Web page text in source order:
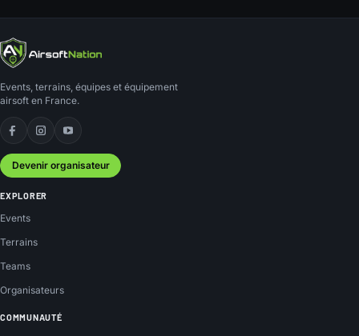
Events, terrains, équipes et équipement
airsoft en France.
Facebook
Instagram
YouTube
Devenir organisateur
EXPLORER
Events
Terrains
Teams
Organisateurs
COMMUNAUTÉ